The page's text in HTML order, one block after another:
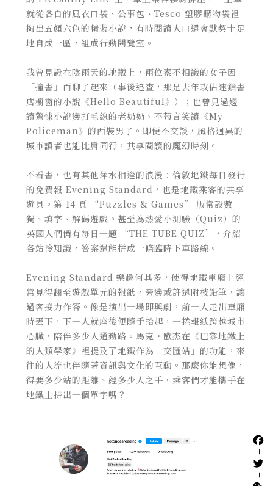
就從各自的風衣口袋、公事包、Tesco 塑膠購物袋裡
掏出五顏六色的精裝小說，有時閱讀人口還會默契十足
地自成一區，組成行動閱覽室。
我曾見證在陰雨天的地鐵上，兩位素不相識的女子因
「撞書」而聊了起來（事後追查，那是去年攻佔連鎖書
店櫥窗的小說《Hello Beautiful》）；也曾見過邊
讀驚悚小說邊打毛線的老奶奶、不苟言笑讀《My
Policeman》 的西裝男子。即便不交談，風格迥異的
城市讀者也能比肩同行，共享閱讀的魔幻時刻。
不看書，也有其他萍水相逢的浪漫：倫敦地鐵每日發行
的免費報 Evening Standard，也是地鐵乘客的共享
遊具。第 14 頁 “Puzzles & Games” 版常設數
獨、填字、解碼遊戲。甚至為熱愛小測驗（Quiz）的
英國人們備有每日一題 “THE TUBE QUIZ”，介紹
各站冷知識，答案還能拼成一條臨時下車路線。
Evening Standard 樂趣何其多，使得地鐵車廂上經
常見得翻至遊戲單元的報紙，旁邊或許還附枝鉛筆，讓
過客接力作答。像是演出一場即興劇，前一人走出車廂
時丟下，下一人就座後便隨手拾起，一捲報紙跨越城市
心臟，陪伴多少人通勤路。馬克・歐杰在《巴黎地鐵上
的人類學家》裡提及了地鐵作為「交匯站」的功能，來
往的人流也伴隨著資訊與文化的互動。那麼你能想像，
得要多少站的距離、經多少人之手，乘客們才能攜手在
地鐵上拼出一個單字嗎？